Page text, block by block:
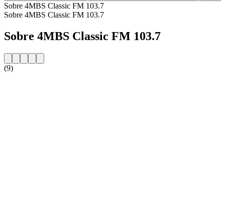
Sobre 4MBS Classic FM 103.7
Sobre 4MBS Classic FM 103.7
Sobre 4MBS Classic FM 103.7
(9)